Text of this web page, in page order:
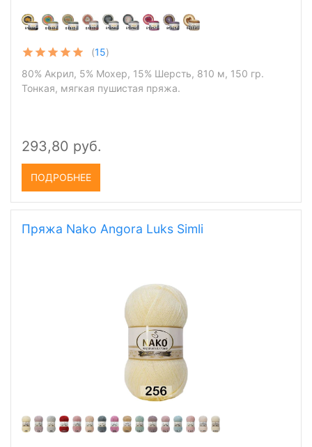
(15)
80% Aкрил, 5% Moxep, 15% Шерсть, 810 м, 150 гр.
Тонкая, мягкая пушистая пряжа.
293,80 руб.
ПОДРОБНЕЕ
Пряжа Nako Angora Luks Simli